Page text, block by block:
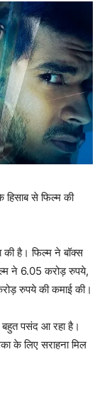
हिसाब से फिल्म की
की है। फिल्म ने बॉक्स
ने 6.05 करोड़ रुपये,
रुपये की कमाई की।
बहुत पसंद आ रहा है।
के लिए सराहना मिल